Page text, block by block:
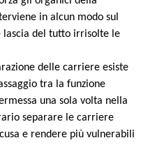
in alcun modo sul
del tutto irrisolte l e
delle carriere esiste
tra la funzione
una sola volta nella
separare le carriere
e rendere più vulnerabili